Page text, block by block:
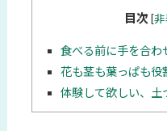
目次[
食べる前に手を合わ
花も茎も葉っぱも役
体験して欲しい、土